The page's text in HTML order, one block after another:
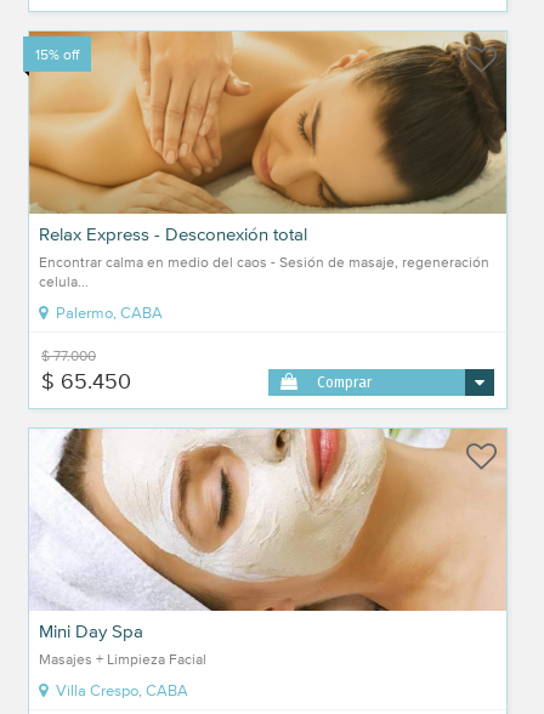
15% off
Relax Express - Desconexión total
Encontrar calma en medio del caos - Sesión de masaje, regeneración
celula...
Palermo, CABA
$ 77.000
$ 65.450 Comprar
Mini Day Spa
Masajes + Limpieza Facial
Villa Crespo, CABA